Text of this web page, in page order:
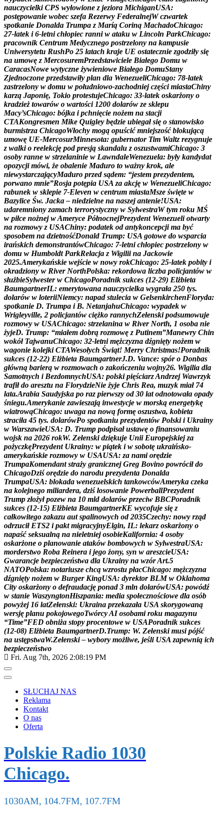
nauczycielki CPS wyłowione z jeziora MichiganUSA:
postępowanie wobec szefa Rezerwy FederalnejW czwartek
spotkanie Donalda Trumpa z Maríą Coriną MachadoChicago:
27-latek i 6-letni chłopiec ranni w ataku w Lincoln ParkChicago:
pracownik Centrum Medycznego postrzelony na kampusie
Uniwersytetu RushPo 25 latach kraje UE ostatecznie zgodziły się
na umowę z MercosuremPrzedstawiciele Białego Domu w
CaracasNowe wytyczne żywieniowe Białego DomuStany
Zjednoczone przedstawiły plan dla WenezueliChicago: 78-latek
zastrzelony w domu w południowo-zachodniej części miastaChiny
karzą Japonię, Tokio protestujeChicago: 33-latek oskarżony o
kradzież towarów o wartości 1200 dolarów ze sklepu
Macy’sChicago: bójka i pchnięcie nożem na stacji
CTAKongresmen Mike Quigley będzie ubiegał się o stanowisko
burmistrza ChicagoWłochy mogą opuścić mniejszość blokującą
umowę UE-MercosurMinnesota: gubernator Tim Waltz rezygnuje
z walki o reelekcję pod presją skandalu z oszustwamiChicago: 3
osoby ranne w strzelaninie w LawndaleWenezuela: były kandydat
opozycji mówi, że obalenie Maduro to ważny krok, ale
niewystarczającyMaduro przed sądem: “jestem prezydentem,
porwano mnie”Rosja potępia USA za akcję w WenezueliChicago:
rabunek w sklepie 7-Eleven w centrum miastaMsze święte w
Bazylice Św. Jacka – niedzielne na naszej antenie!USA:
udaremniony zamach terrorystyczny w SylwestraW tym roku MŚ
w piłce nożnej wAmeryce PółnocnejPrezydent Wenezueli otwarty
na rozmowy z USAChiny: podatek od antykoncepcji ma być
sposobem na dzietnośćDonald Trump: USA gotowe do wsparcia
irańskich demonstrantówChicago: 7-letni chłopiec postrzelony w
domu w Humboldt ParkRelacja z Wigilii na Jackowie
2025.Amerykańskie wejście w nowy rokChicago: 25-latek pobity i
okradziony w River NorthPolska: rekordowa liczba policjantów w
służbieSylwester w ChicagoPoradnik sukces (12-29) Elżbieta
BaumgartnerIL: emerytowana nauczycielka wygrała 250 tys.
dolarów w loteriiNiemcy: napad stulecia w GelsenkirchenFloryda:
spotkanie D. Trumpa i B. NetanjahuChicago: wypadek w
Wrigleyville, 2 policjantów ciężko rannychZełenski podsumowuje
rozmowy w USAChicago: strzelanina w River North, 1 osoba nie
żyjeD. Trump: “miałem dobrą rozmowę z Putinem”Manewry Chin
wokół TajwanuChicago: 32-letni mężczyzna dźgnięty nożem w
wagonie kolejki CTAWesołych Świąt! Merry Christmas!Poradnik
sukces (12-22) Elżbieta BaumgartnerJ.D. Vance: spór o Donbas
główną barierą w rozmowach o zakończeniu wojny26. Wigilia dla
Samotnych i BezdomnychUSA: polski pięściarzAndrzej Wawrzyk
trafił do aresztu na FlorydzieNie żyje Chris Rea, muzyk miał 74
lata.Arabia Saudyjska po raz pierwszy od 30 lat odnotowała opady
śniegu.Amerykanie zawieszają inwestycje w morską energetykę
wiatrowąChicago: uwaga na nową formę oszustwa, kobieta
straciła 45 tys. dolarówPo spotkaniu prezydentów Polski i Ukrainy
w WarszawieUSA: D. Trump podpisał ustawę o finansowaniu
wojsk na 2026 rokW. Zełenski dziękuje Unii Europejskiej za
pożyczkęPrezydent Ukrainy: w piątek i w sobotę ukraińsko-
amerykańskie rozmowy w USAUSA: za nami orędzie
TrumpaKomendant straży granicznej Greg Bovino powrócił do
ChicagoDziś orędzie do narodu prezydenta Donalda
TrumpaUSA: blokada wenezuelskich tankowcówAmeryka czeka
na kolejnego miliardera, dziś losowanie PowerballPrezydent
Trump złożył pozew na 10 mld dolarów przeciw BBCPoradnik
sukces (12-15) Elżbieta BaumgartnerKE wycofuje się z
całkowitego zakazu aut spalinowych od 2035Czechy: nowy rząd
odrzucił ETS2 i pakt migracyjnyElgin, IL: lekarz oskarżony o
napaść seksualną na nieletniej osobieKalifornia: 4 osoby
oskarżone o planowanie ataków bombowych w SylwestraUSA:
morderstwo Roba Reinera i jego żony, syn w areszcieUSA:
Gwarancje bezpieczeństwa dla Ukrainy na wzórArt.5
NATOPolska: notariusze chcą wzrostu płacChicago: mężczyzna
dźgnięty nożem w Burger KingUSA: dyrektor BLM w Oklahoma
City oskarżony o defraudację ponad 3 mln dolarówUSA: powódź
w stanie WaszyngtonHiszpania: media społecznościowe dla osób
powyżej 16 latZełenski: Ukraina przekazała USA skorygowaną
wersję planu pokojowegoTwórcyAI osobami roku magazynu
“Time”FED obniża stopy procentowe w USAPoradnik sukces
(12-08) Elżbieta BaumgartnerD.Trump: W. Zełenski musi pójść
na ustępstwaW.Zełenski – wybory możliwe, jeśli USA zapewnią ich
bezpieczeństwo
Fri. Aug 7th, 2026 2:08:19 PM
SŁUCHAJ NAS
Reklama
Kontakt
O nas
Oferta
Polskie Radio 1030
Chicago.
1030AM, 104.7FM, 107.7FM